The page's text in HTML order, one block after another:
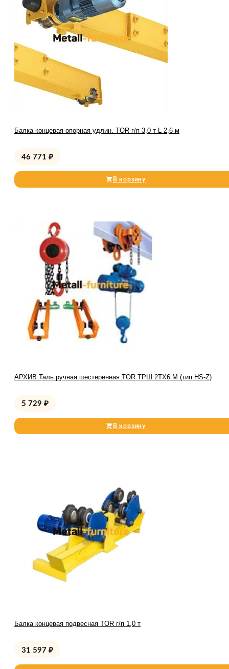
Балка концевая опорная удлин. TOR г/п 3,0 т L 2,6 м
46 771 ₽
В корзину
АРХИВ Таль ручная шестеренная TOR ТРШ 2ТХ6 М (тип HS-Z)
5 729 ₽
В корзину
Балка концевая подвесная TOR г/п 1,0 т
31 597 ₽